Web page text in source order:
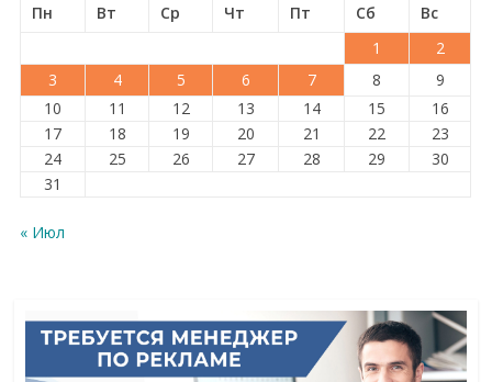
Пн
Вт Ср Чт Пт Сб
Вс
1
2
3
4 5 6 7 8
9
10
11 12 13 14 15
16
17
18 19 20 21 22
23
24
25 26 27 28 29
30
31
« Июл